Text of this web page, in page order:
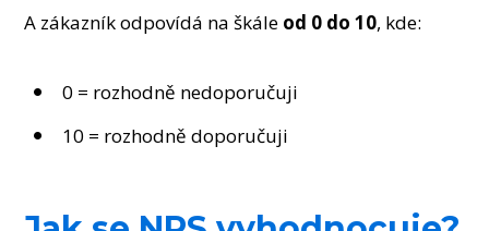
A zákazník odpovídá na škále od 0 do 10, kde:
0 = rozhodně nedoporučuji
10 = rozhodně doporučuji